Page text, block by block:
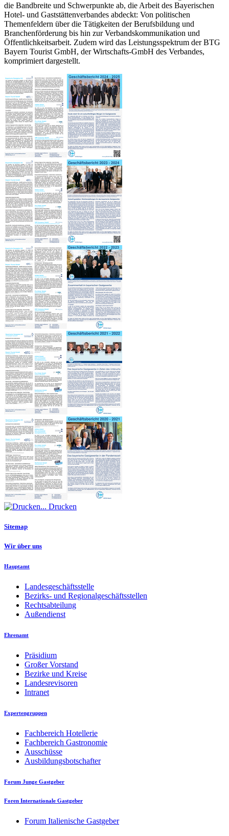
die Bandbreite und Schwerpunkte ab, die Arbeit des Bayerischen
Hotel- und Gaststättenverbandes abdeckt: Von politischen
Themenfeldern über die Tätigkeiten der Berufsbildung und
Branchenförderung bis hin zur Verbandskommunikation und
Öffentlichkeitsarbeit. Zudem wird das Leistungsspektrum der BTG
Bayern Tourist GmbH, der Wirtschafts-GmbH des Verbandes,
komprimiert dargestellt.
Drucken
Sitemap
Wir über uns
Hauptamt
Landesgeschäftsstelle
Bezirks- und Regionalgeschäftsstellen
Rechtsabteilung
Außendienst
Ehrenamt
Präsidium
Großer Vorstand
Bezirke und Kreise
Landesrevisoren
Intranet
Expertengruppen
Fachbereich Hotellerie
Fachbereich Gastronomie
Ausschüsse
Ausbildungsbotschafter
Forum Junge Gastgeber
Foren Internationale Gastgeber
Forum Italienische Gastgeber